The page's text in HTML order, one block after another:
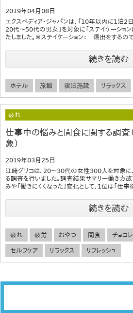
2019年04月08日
エクスペディア・ジャパンは、「10年以内に1泊2
20代～50代の男女」を対象に「ステイケーショ
たしました。※ステイケーション： 遠出をするの
続きを読む
ホテル 旅館 宿泊施設 リラックス
疲れ
仕事中の悩みと間食に関する調
象）
2019年03月25日
江崎グリコは、20～30代の女性300人を対象に
る調査を行いました。調査結果サマリー働き方
みや「働きにくくなった」変化として、1位は「仕
続きを読む
疲れ 疲労 おやつ 間食 チョコ
セルフケア リラックス リフレッシュ